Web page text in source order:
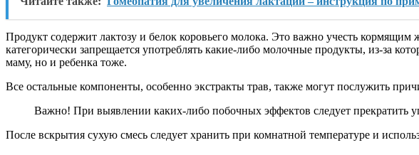
Продукт содержит лактозу и белок коровьего молока. Это важно учесть
категорически запрещается употреблять какие-либо молочные продукты, из-за
маму, но и ребенка тоже.
Все остальные компоненты, особенно экстракты трав, также могут послужить
Важно! При выявлении каких-либо побочных эффектов следует прекратить
После вскрытия сухую смесь следует хранить при комнатной температуре и